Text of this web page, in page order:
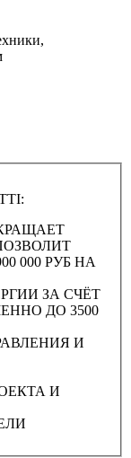
000 РУБ НА
ЗА СЧЁТ
ДО 3500
И
И